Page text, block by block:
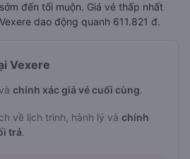
đến tối muộn. Giá vé thấp nhất
dao động quanh 611.821 đ.
Vexere
chính xác giá vé cuối cùng.
về lịch trình, hành lý và chính
trả.